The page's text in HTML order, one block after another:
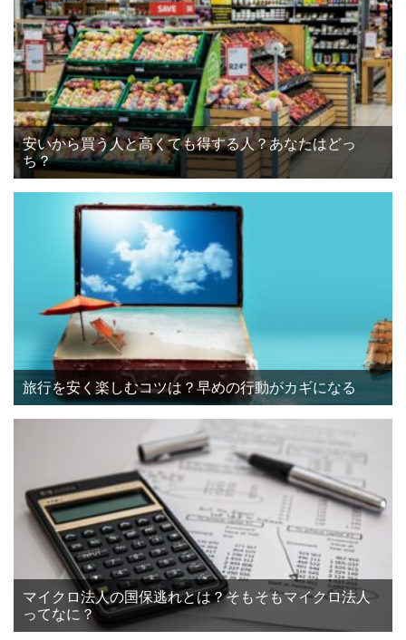
安いから買う人と高くても得する人？あなたはどっ
ち？
旅行を安く楽しむコツは？早めの行動がカギになる
マイクロ法人の国保逃れとは？そもそもマイクロ法人
ってなに？